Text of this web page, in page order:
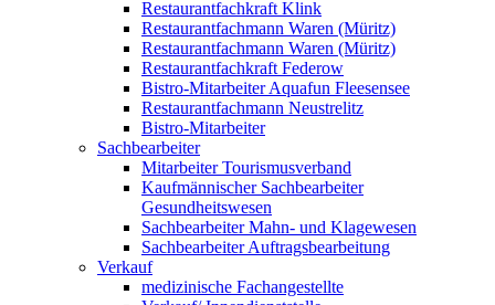
Restaurantfachkraft Klink
Restaurantfachmann Waren (Müritz)
Restaurantfachmann Waren (Müritz)
Restaurantfachkraft Federow
Bistro-Mitarbeiter Aquafun Fleesensee
Restaurantfachmann Neustrelitz
Bistro-Mitarbeiter
Sachbearbeiter
Mitarbeiter Tourismusverband
Kaufmännischer Sachbearbeiter
Gesundheitswesen
Sachbearbeiter Mahn- und Klagewesen
Sachbearbeiter Auftragsbearbeitung
Verkauf
medizinische Fachangestellte